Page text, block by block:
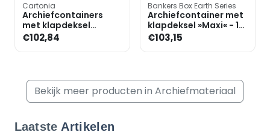
Cartonia
Archiefcontainers
met klapdeksel
»Color« - 10 stuks
€102,84
Bankers Box Earth Series
Archiefcontainer met
klapdeksel »Maxi« - 10
stuks
€103,15
Bekijk meer producten in Archiefmateriaal
Laatste Artikelen